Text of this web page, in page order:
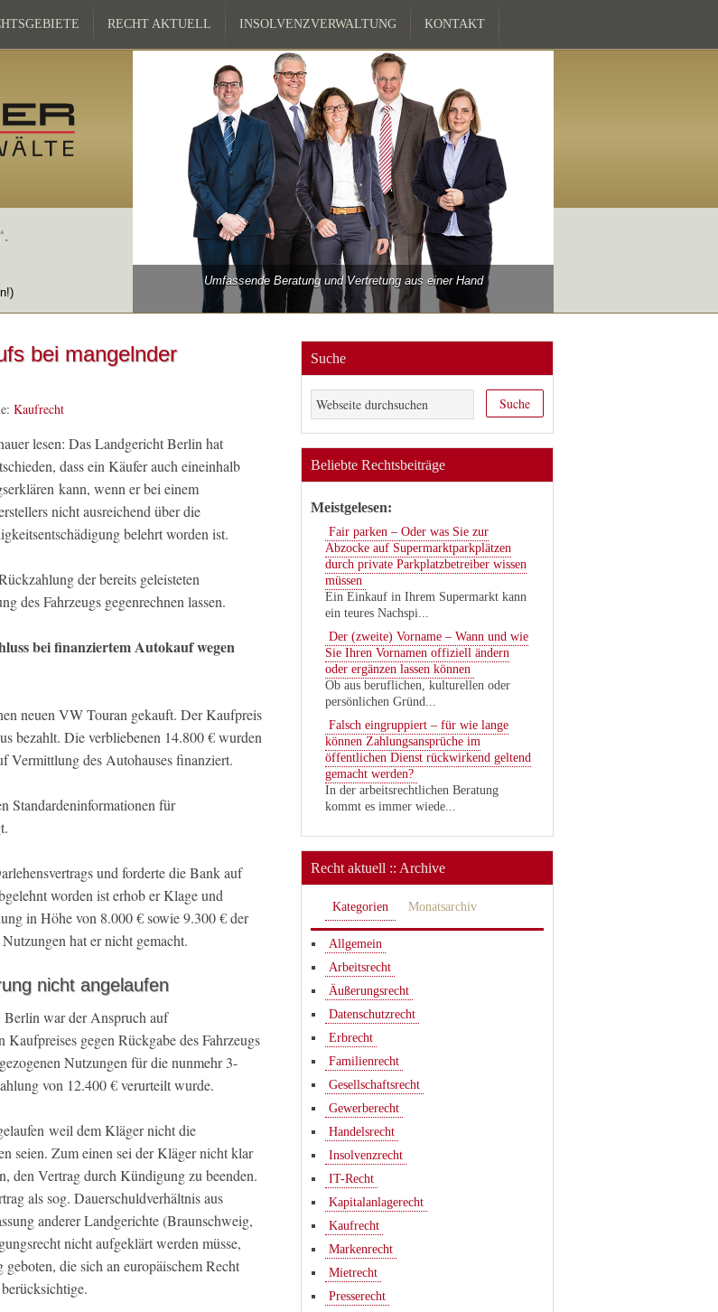
RECHT AKTUELL INSOLVENZVERWALTUNG KONTAKT
Umfassende Beratung und Vertretung aus einer Hand
bei mangelnder
Kaufrecht
lesen: Das Landgericht Berlin hat
dass ein Käufer auch eineinhalb
kann, wenn er bei einem
nicht ausreichend über die
belehrt worden ist.
der bereits geleisteten
des Fahrzeugs gegenrechnen lassen.
bei finanziertem Autokauf wegen
neuen VW Touran gekauft. Der Kaufpreis
bezahlt. Die verbliebenen 14.800 € wurden
Vermittlung des Autohauses finanziert.
Standardeninformationen für
und forderte die Bank auf
worden ist erhob er Klage und
in Höhe von 8.000 € sowie 9.300 € der
hat er nicht gemacht.
nicht angelaufen
Berlin war der Anspruch auf
gegen Rückgabe des Fahrzeugs
Nutzungen für die nunmehr 3-
von 12.400 € verurteilt wurde.
weil dem Kläger nicht die
seien. Zum einen sei der Kläger nicht klar
den Vertrag durch Kündigung zu beenden.
als sog. Dauerschuldverhältnis aus
anderer Landgerichte (Braunschweig,
nicht aufgeklärt werden müsse,
die sich an europäischem Recht
Suche
Beliebte Rechtsbeiträge
Meistgelesen:
Fair parken – Oder was Sie zur
Abzocke auf Supermarktparkplätzen
durch private Parkplatzbetreiber wissen
müssen
Ein Einkauf in Ihrem Supermarkt kann
ein teures Nachspi...
Der (zweite) Vorname – Wann und wie
Sie Ihren Vornamen offiziell ändern
oder ergänzen lassen können
Ob aus beruflichen, kulturellen oder
persönlichen Gründ...
Falsch eingruppiert – für wie lange
können Zahlungsansprüche im
öffentlichen Dienst rückwirkend geltend
gemacht werden?
In der arbeitsrechtlichen Beratung
kommt es immer wiede...
Recht aktuell :: Archive
Kategorien Monatsarchiv
Allgemein
Arbeitsrecht
Äußerungsrecht
Datenschutzrecht
Erbrecht
Familienrecht
Gesellschaftsrecht
Gewerberecht
Handelsrecht
Insolvenzrecht
IT-Recht
Kapitalanlagerecht
Kaufrecht
Markenrecht
Mietrecht
Presserecht